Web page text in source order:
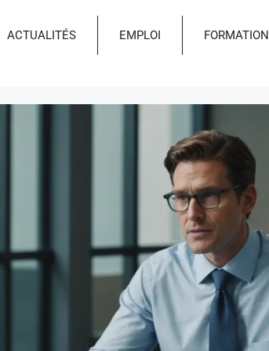
ACTUALITÉS EMPLOI FORMATION